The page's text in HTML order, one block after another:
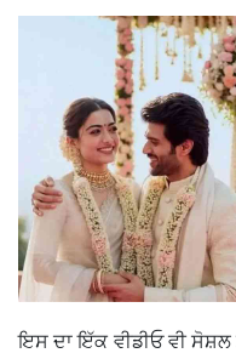
ਇਸ ਦਾ ਇੱਕ ਵੀਡੀਓ ਵੀ ਸੋਸ਼ਲ